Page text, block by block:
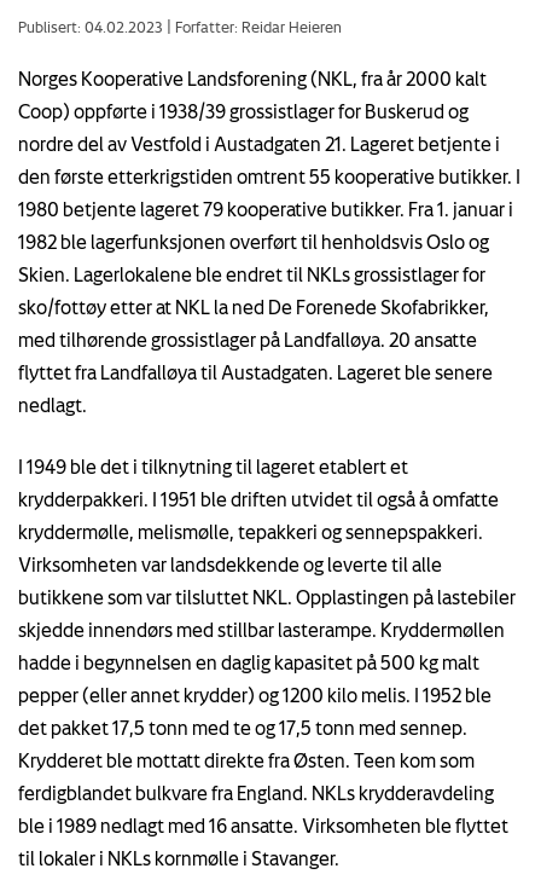
Publisert: 04.02.2023 Forfatter: Reidar Heieren
Norges Kooperative Landsforening (NKL, fra år 2000 kalt
Coop) oppførte i 1938/39 grossistlager for Buskerud og
nordre del av Vestfold i Austadgaten 21. Lageret betjente i
den første etterkrigstiden omtrent 55 kooperative butikker. I
1980 betjente lageret 79 kooperative butikker. Fra 1. januar i
1982 ble lagerfunksjonen overført til henholdsvis Oslo og
Skien. Lagerlokalene ble endret til NKLs grossistlager for
sko/fottøy etter at NKL la ned De Forenede Skofabrikker,
med tilhørende grossistlager på Landfalløya. 20 ansatte
flyttet fra Landfalløya til Austadgaten. Lageret ble senere
nedlagt.
I 1949 ble det i tilknytning til lageret etablert et
krydderpakkeri. I 1951 ble driften utvidet til også å omfatte
kryddermølle, melismølle, tepakkeri og sennepspakkeri.
Virksomheten var landsdekkende og leverte til alle
butikkene som var tilsluttet NKL. Opplastingen på lastebiler
skjedde innendørs med stillbar lasterampe. Kryddermøllen
hadde i begynnelsen en daglig kapasitet på 500 kg malt
pepper (eller annet krydder) og 1200 kilo melis. I 1952 ble
det pakket 17,5 tonn med te og 17,5 tonn med sennep.
Krydderet ble mottatt direkte fra Østen. Teen kom som
ferdigblandet bulkvare fra England. NKLs krydderavdeling
ble i 1989 nedlagt med 16 ansatte. Virksomheten ble flyttet
til lokaler i NKLs kornmølle i Stavanger.